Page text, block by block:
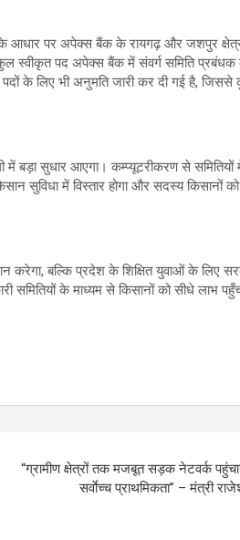
के आधार पर अपेक्स बैंक के रायगढ़ और जशपुर
कुल स्वीकृत पद अपेक्स बैंक में संवर्ग समिति
के लिए भी अनुमति जारी कर दी गई है,
में बड़ा सुधार आएगा। कम्प्यूटरीकरण से
सुविधा में विस्तार होगा और सदस्य किसानों
करेगा, बल्कि प्रदेश के शिक्षित युवाओं के लिए
समितियों के माध्यम से किसानों को सीधे लाभ
“ग्रामीण क्षेत्रों तक मजबूत सड़क नेटवर्क
सर्वाेच्च प्राथमिकता” – मंत्री